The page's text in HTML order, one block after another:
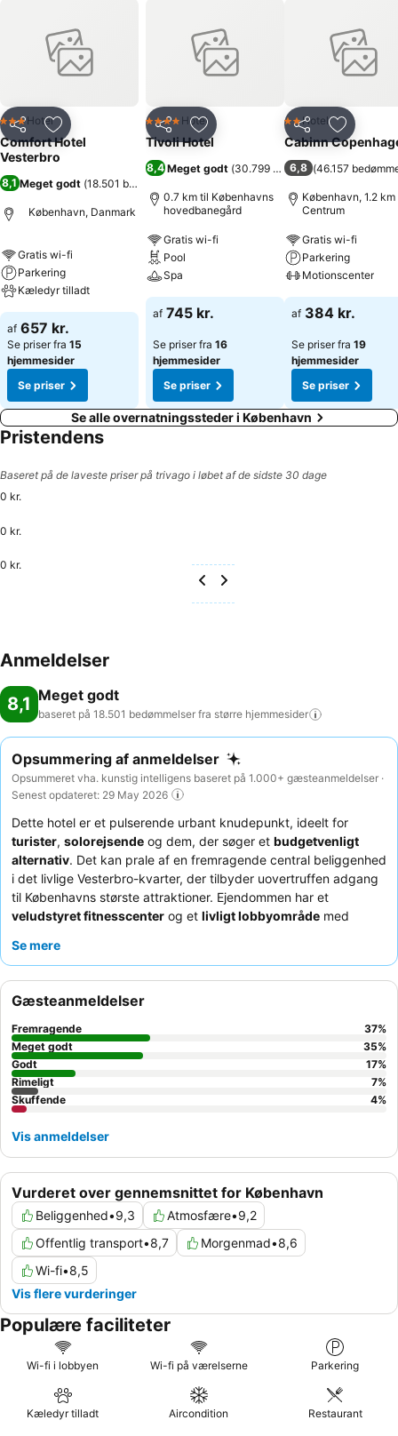
små torve, og er du til shopping i København, skal du helt sikkert
forbi Vesterbro.
Del Føj til favoritter
3 Stjerner
Hotel
Comfort Hotel
Vesterbro
8,1 Meget godt (18.501 bedømmelser
København, Danmark
Gratis wi-fi
Parkering
Kæledyr tilladt
af 657 kr.
Se priser fra 15
hjemmesider
Se priser
Del Føj til favoritter
4 StjernerHotel
Tivoli Hotel
8,4 Meget godt (30.799 bedømmelser)
0.7 km til Københavns
hovedbanegård
Gratis wi-fi
Pool
Spa
af 745 kr.
Se priser fra 16
hjemmesider
Se priser
Del Føj til
2 Stjerner
Hotel
Cabinn
6,8 (46.157
København, 1.2
Centrum
Gratis wi-fi
Parkering
Motionscenter
af 384 kr.
Se priser fra 19
hjemmesider
Se priser
Se alle overnatningssteder i København
Pristendens
Baseret på de laveste priser på trivago i løbet af de sidste 30 dage
0 kr.
0 kr.
0 kr.
Anmeldelser
8,1 Meget godt
baseret på 18.501 bedømmelser fra større hjemmesider
Opsummering af anmeldelser
Opsummeret vha. kunstig intelligens baseret på 1.000+ gæsteanmeldelser ·
Senest opdateret: 29 May 2026
Dette hotel er et pulserende urbant knudepunkt, ideelt for
turister, solorejsende og dem, der søger et budgetvenligt
alternativ. Det kan prale af en fremragende central beliggenhed
i det livlige Vesterbro-kvarter, der tilbyder uovertruffen adgang
til Københavns største attraktioner. Ejendommen har et
veludstyret fitnesscenter og et livligt lobbyområde med
samvær. Gæster roser konsekvent personalets enestående
mere roligt ophold kan du overveje at anmode om et værelse
mod haven.
Se mere
Vurderet over gennemsnittet for København
Beliggenhed•9,3 Atmosfære•9,2
Offentlig transport•8,7 Morgenmad•8,6
Wi-fi•8,5
Vis flere vurderinger
Gæsteanmeldelser
Fremragende 37%
Meget godt
35%
Godt
17%
Rimeligt
7%
Skuffende
4%
Vis anmeldelser
Populære faciliteter
Wi-fi i lobbyen Wi-fi på værelserne Parkering
Kæledyr tilladt Aircondition Restaurant